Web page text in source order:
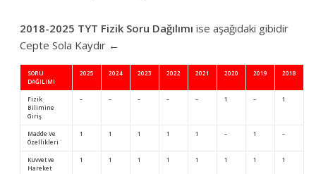
2018-2025 TYT Fizik Soru Dağılımı ise aşağıdaki gibidir
Cepte Sola Kaydır ←
SORU
DAĞILIMI
2025 2024 2023 2022 2021 2020 2019 2018
Fizik
Bilimine
Giriş
– – – – – 1 – 1
Madde Ve
Özellikleri
1 1 1 1 1 – 1 –
Kuvvet ve
Hareket
1 1 1 1 1 1 1 1